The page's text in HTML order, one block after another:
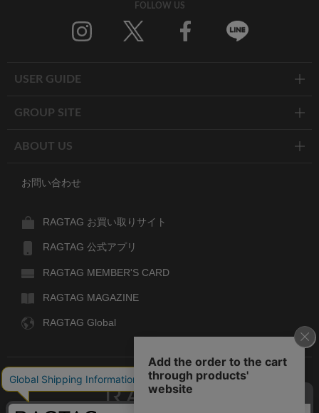
FOLLOW US
USER GUIDE
GROUP SITE
ABOUT US
お問い合わせ
RAGTAG お買い取りサイト
RAGTAG 公式アプリ
RAGTAG MEMBER'S CARD
RAGTAG MAGAZINE
RAGTAG Global